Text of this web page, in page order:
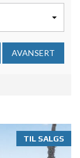
AVANSERT
TIL SALGS